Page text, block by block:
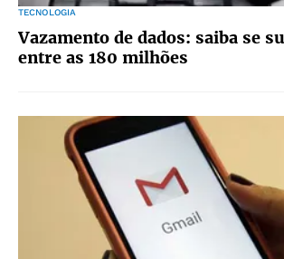
TECNOLOGIA
Vazamento de dados: saiba se
entre as 180 milhões